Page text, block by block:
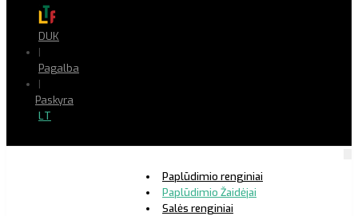
DUK
|
Pagalba
|
Paskyra
LT
Paplūdimio renginiai
Paplūdimio Žaidėjai
Salės renginiai